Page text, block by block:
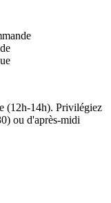
(12h-14h). Privilégiez
ou d'après-midi